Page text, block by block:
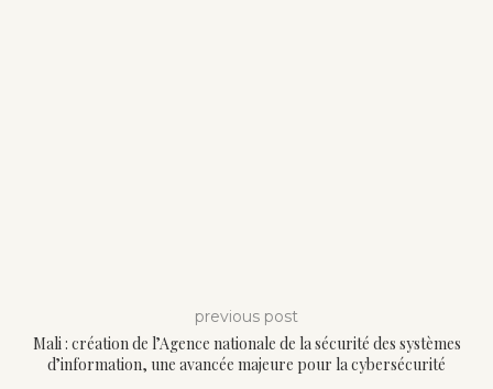
previous post
Mali : création de l’Agence nationale de la sécurité des systèmes
d’information, une avancée majeure pour la cybersécurité